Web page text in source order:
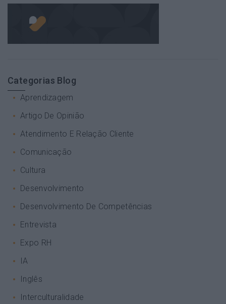
Categorias Blog
Aprendizagem
Artigo De Opinião
Atendimento E Relação Cliente
Comunicação
Cultura
Desenvolvimento
Desenvolvimento De Competências
Entrevista
Expo RH
IA
Inglês
Interculturalidade